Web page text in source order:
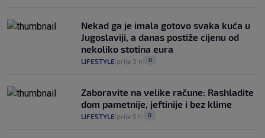
Nekad ga je imala gotovo svaka kuća u
Jugoslaviji, a danas postiže cijenu od
nekoliko stotina eura
LIFESTYLE prije 3 h 0
Zaboravite na velike račune: Rashladite
dom pametnije, jeftinije i bez klime
LIFESTYLE prije 5 h 0